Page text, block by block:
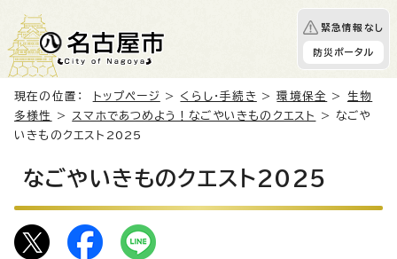
緊急情報なし
防災ポータル
現在の位置： トップページ > くらし・手続き >環境保全 > 生物
多様性
> スマホであつめよう！なごやいきものクエスト
> なごや
いきものクエスト2025
なごやいきものクエスト2025